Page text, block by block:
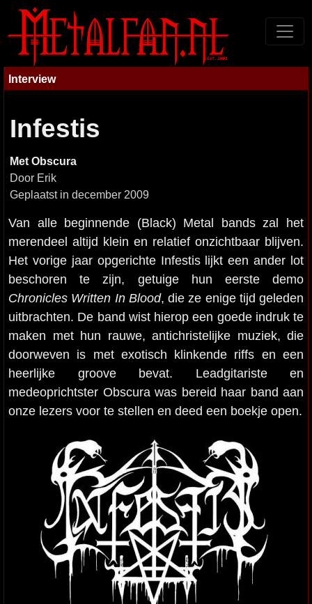
Interview
Infestis
Met Obscura
Door Erik
Geplaatst in december 2009
Van alle beginnende (Black) Metal bands zal het
merendeel altijd klein en relatief onzichtbaar blijven.
Het vorige jaar opgerichte Infestis lijkt een ander lot
beschoren te zijn, getuige hun eerste demo
Chronicles Written In Blood, die ze enige tijd geleden
uitbrachten. De band wist hierop een goede indruk te
maken met hun rauwe, antichristelijke muziek, die
doorweven is met exotisch klinkende riffs en een
heerlijke groove bevat. Leadgitariste en
medeoprichtster Obscura was bereid haar band aan
onze lezers voor te stellen en deed een boekje open.